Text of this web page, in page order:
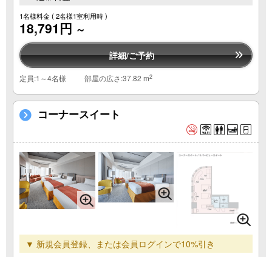
1名様料金( 2名様1室利用時 )
18,791円 ～
詳細/ご予約
定員:1～4名様 部屋の広さ:37.82 m2
コーナースイート
▼ 新規会員登録、または会員ログインで10%引き